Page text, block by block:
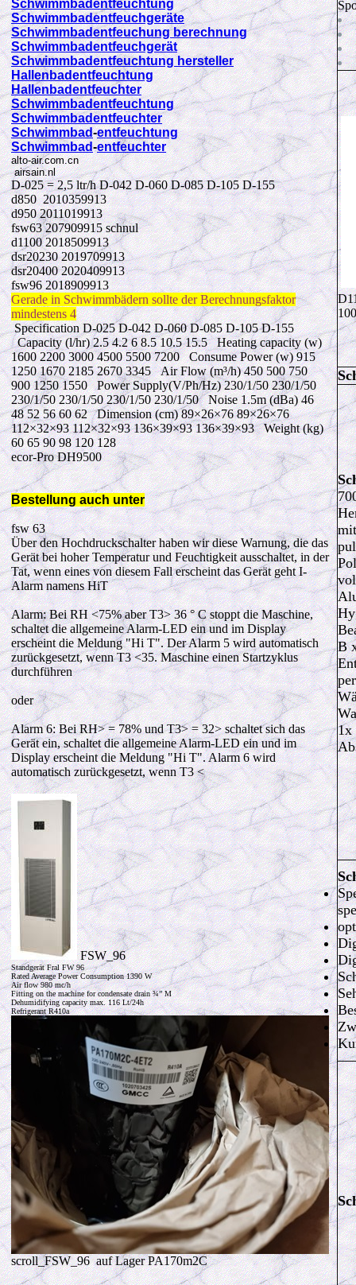
Schwimmbadentfeuchtung
Schwimmbadentfeuchgeräte
Schwimmbadentfeuchung berechnung
Schwimmbadentfeuchgerät
Schwimmbadentfeuchtung hersteller
Hallenbadentfeuchtung
Hallenbadentfeuchter
Schwimmbadentfeuchtung
Schwimmbadentfeuchter
Schwimmbad-entfeuchtung
Schwimmbad-entfeuchter
alto-air.com.cn
airsain.nl
D-025 = 2,5 ltr/h D-042 D-060 D-085 D-105 D-155
d850 2010359913
d950 2011019913
fsw63 207909915 schnul
d1100 2018509913
dsr20230 2019709913
dsr20400 2020409913
fsw96 2018909913
Gerade in Schwimmbädern sollte der Berechnungsfaktor
mindestens 4
Specification D-025 D-042 D-060 D-085 D-105 D-155
Capacity (l/hr) 2.5 4.2 6 8.5 10.5 15.5 Heating capacity (w)
1600 2200 3000 4500 5500 7200 Consume Power (w) 915
1250 1670 2185 2670 3345 Air Flow (m³/h) 450 500 750
900 1250 1550 Power Supply(V/Ph/Hz) 230/1/50 230/1/50
230/1/50 230/1/50 230/1/50 230/1/50 Noise 1.5m (dBa) 46
48 52 56 60 62 Dimension (cm) 89×26×7689×26×76
112×32×93112×32×93 136×39×93136×39×93 Weight (kg)
60 65 90 98 120 128
ecor-Pro DH9500
Bestellung auch unter
fsw 63
Über den Hochdruckschalter haben wir diese Warnung, die das
Gerät bei hoher Temperatur und Feuchtigkeit ausschaltet, in der
Tat, wenn eines von diesem Fall erscheint das Gerät geht I-
Alarm namens HiT
Alarm: Bei RH <75% aber T3> 36 ° C stoppt die Maschine,
schaltet die allgemeine Alarm-LED ein und im Display
erscheint die Meldung "Hi T". Der Alarm 5 wird automatisch
zurückgesetzt, wenn T3 <35. Maschine einen Startzyklus
durchführen
oder
Alarm 6: Bei RH> = 78% und T3> = 32> schaltet sich das
Gerät ein, schaltet die allgemeine Alarm-LED ein und im
Display erscheint die Meldung "Hi T".Alarm 6 wird
automatisch zurückgesetzt, wenn T3 <
FSW_96
Standgerät Fral FW 96
Rated Average Power Consumption 1390 W
Air flow 980 mc/h
Fitting on the machine for condensate drain ¾” M
Dehumidifying capacity max. 116 Lt/24h
Refrigerant R410a
scroll_FSW_96 auf Lager PA170m2C
B
1x